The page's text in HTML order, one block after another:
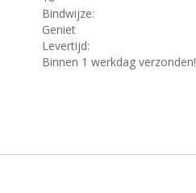
Bindwijze:
Geniet
Levertijd:
Binnen 1 werkdag verzonden!